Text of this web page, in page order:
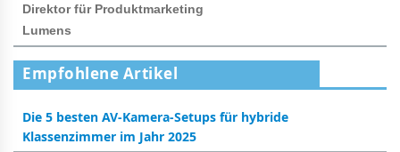
Direktor für Produktmarketing
Lumens
Empfohlene Artikel
Die 5 besten AV-Kamera-Setups für hybride
Klassenzimmer im Jahr 2025